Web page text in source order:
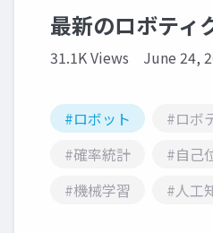
最新のロボティ
31.1K Views June 24,
#ロボット
#ロボ
#確率統計
#自己
#機械学習
#人工